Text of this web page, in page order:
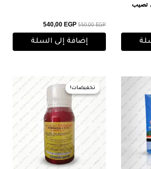
تصيب
550,00EGP
540,00 EGP
إضافة إلى السلة
تخفيضات!
تخفيضات!
السعر
الأصلي
هو:
السعر
الحالي
110,00 EGP.